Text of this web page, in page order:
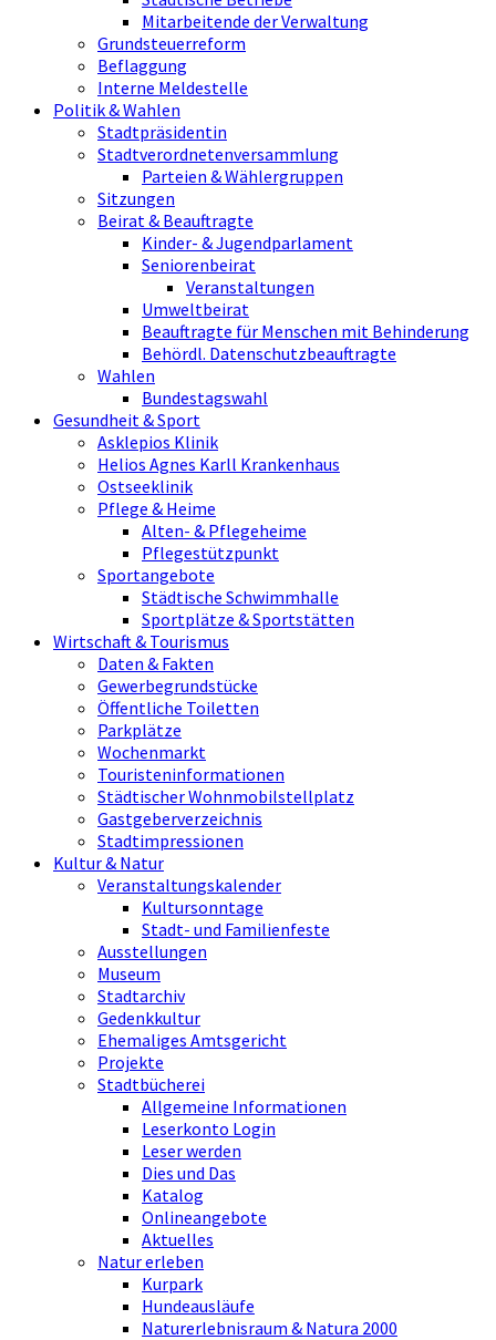
Mitarbeitende der Verwaltung
Grundsteuerreform
Beflaggung
Interne Meldestelle
Politik & Wahlen
Stadtpräsidentin
Stadtverordnetenversammlung
Parteien & Wählergruppen
Sitzungen
Beirat & Beauftragte
Kinder- & Jugendparlament
Seniorenbeirat
Veranstaltungen
Umweltbeirat
Beauftragte für Menschen mit Behinderung
Behördl. Datenschutzbeauftragte
Wahlen
Bundestagswahl
Gesundheit & Sport
Asklepios Klinik
Helios Agnes Karll Krankenhaus
Ostseeklinik
Pflege & Heime
Alten- & Pflegeheime
Pflegestützpunkt
Sportangebote
Städtische Schwimmhalle
Sportplätze & Sportstätten
Wirtschaft & Tourismus
Daten & Fakten
Gewerbegrundstücke
Öffentliche Toiletten
Parkplätze
Wochenmarkt
Touristeninformationen
Städtischer Wohnmobilstellplatz
Gastgeberverzeichnis
Stadtimpressionen
Kultur & Natur
Veranstaltungskalender
Kultursonntage
Stadt- und Familienfeste
Ausstellungen
Museum
Stadtarchiv
Gedenkkultur
Ehemaliges Amtsgericht
Projekte
Stadtbücherei
Allgemeine Informationen
Leserkonto Login
Leser werden
Dies und Das
Katalog
Onlineangebote
Aktuelles
Natur erleben
Kurpark
Hundeausläufe
Naturerlebnisraum & Natura 2000